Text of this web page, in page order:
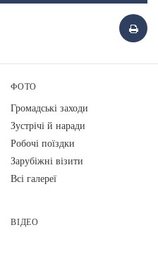
ФОТО
Громадські заходи
Зустрічі й наради
Робочі поїздки
Зарубіжні візити
Всі галереї
ВІДЕО